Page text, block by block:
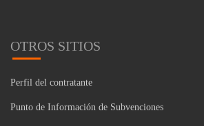
OTROS SITIOS
Perfil del contratante
Punto de Información de Subvenciones